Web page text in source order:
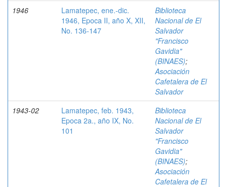
1946
Lamatepec, ene.-dic.
1946, Epoca II, año X, XII,
No. 136-147
Biblioteca
Nacional de El
Salvador
"Francisco
Gavidia"
(BINAES);
Asociación
Cafetalera de El
Salvador
1943-02
Lamatepec, feb. 1943,
Epoca 2a., año IX, No.
101
Biblioteca
Nacional de El
Salvador
"Francisco
Gavidia"
(BINAES);
Asociación
Cafetalera de El